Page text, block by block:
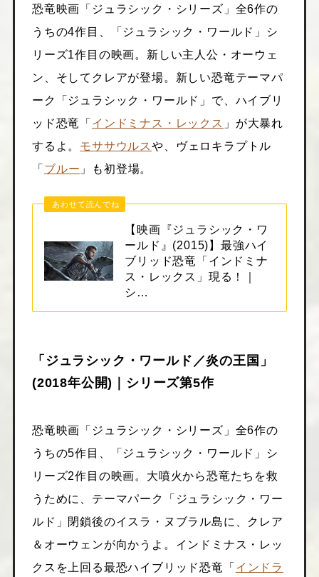
恐竜映画「ジュラシック・シリーズ」全6作の
うちの4作目、「ジュラシック・ワールド」シ
リーズ1作目の映画。新しい主人公・オーウェ
ン、そしてクレアが登場。新しい恐竜テーマパ
ーク「ジュラシック・ワールド」で、ハイブリ
ッド恐竜「 インドミナス・レックス 」が大暴れ
するよ。 モササウルスや、ヴェロキラプトル
「 ブルー 」も初登場。
あわせて読んでね
【映画『ジュラシック・ワ
ールド』(2015)】最強ハイ
ブリッド恐竜「インドミナ
ス・レックス」現る！｜
シ…
「ジュラシック・ワールド／炎の王国」
(2018年公開)｜シリーズ第5作
恐竜映画「ジュラシック・シリーズ」全6作の
うちの5作目、「ジュラシック・ワールド」シ
リーズ2作目の映画。大噴火から恐竜たちを救
うために、テーマパーク「ジュラシック・ワー
ルド」閉鎖後のイスラ・ヌブラル島に、クレア
＆オーウェンが向かうよ。インドミナス・レッ
クスを上回る最恐ハイブリッド恐竜「 インドラ